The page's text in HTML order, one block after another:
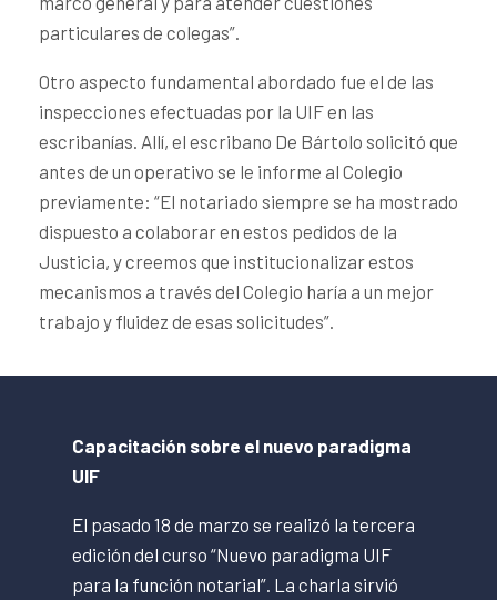
particulares de colegas”.
Otro aspecto fundamental abordado fue el de las
inspecciones efectuadas por la UIF en las
escribanías. Allí, el escribano De Bártolo solicitó que
antes de un operativo se le informe al Colegio
previamente: “El notariado siempre se ha mostrado
dispuesto a colaborar en estos pedidos de la
Justicia, y creemos que institucionalizar estos
mecanismos a través del Colegio haría a un mejor
trabajo y fluidez de esas solicitudes”.
Capacitación sobre el nuevo paradigma
UIF
El pasado 18 de marzo se realizó la tercera
edición del curso “Nuevo paradigma UIF
para la función notarial”. La charla sirvió